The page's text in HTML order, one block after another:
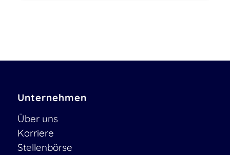
Unternehmen
Über uns
Karriere
Stellenbörse